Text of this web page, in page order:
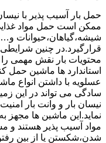
حمل بار آسیب پذیر با
ممکن است حمل مواد
شیشه،گیاهان،حیوانات
قرارگیرد.در چنین
محتویات بار نقش مهمی را
استاندارد ها ماشین حمل
عسلویه با داشتن انواع
سادگی می تواند در این
نیسان بار و وانت بار
نماید.این ماشین ها مجهز
مواد آسیب پذیر هستند و
شدن،شکستن یا از بین رفتن